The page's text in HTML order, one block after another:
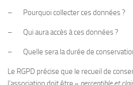
– Pourquoi collecter ces données ?
– Qui aura accès à ces données ?
– Quelle sera la durée de
Le RGPD précise que le recueil de